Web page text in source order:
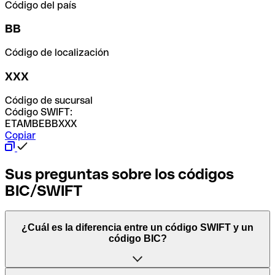
Código del país
BB
Código de localización
XXX
Código de sucursal
Código SWIFT:
ETAMBEBBXXX
Copiar
Sus preguntas sobre los códigos
BIC/SWIFT
¿Cuál es la diferencia entre un código SWIFT y un
código BIC?